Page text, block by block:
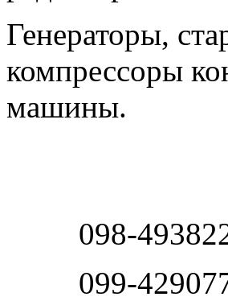
Генераторы,
компрессоры
машины.
098-
099-